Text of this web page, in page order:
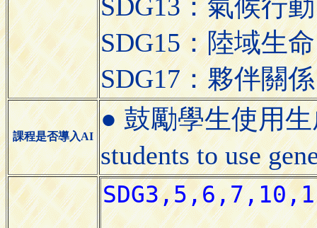
SDG13：氣候行
SDG15：陸域生
SDG17：夥伴關
課程是否導入AI
● 鼓勵學生使用生
students to use